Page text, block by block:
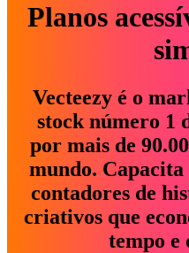
Planos
Vecteezy é o
stock número 1
por mais de
mundo.
contadores de
criativos que
tempo e